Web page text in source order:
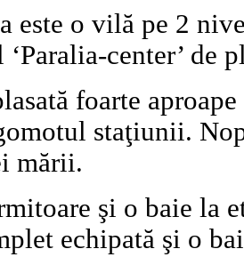
este o vilă pe 2
‘Paralia-center’ de
foarte
staţiunii.
mării.
şi o baie la
echipată şi o